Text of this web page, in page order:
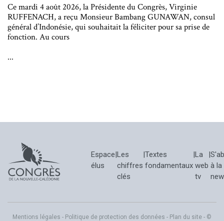
Ce mardi 4 août 2026, la Présidente du Congrès, Virginie
RUFFENACH, a reçu Monsieur Bambang GUNAWAN, consul
général d’Indonésie, qui souhaitait la féliciter pour sa prise de
fonction. Au cours
...
Espace
élus
|Les
chiffres
clés
|Textes
fondamentaux
|La
web
tv
|
à la
Mentions légales - Politique de protection des données - Plan du site - ©